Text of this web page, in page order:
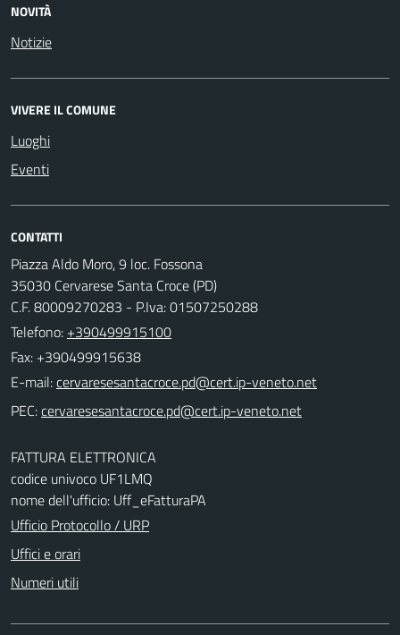
NOVITÀ
Notizie
VIVERE IL COMUNE
Luoghi
Eventi
CONTATTI
Piazza Aldo Moro, 9 loc. Fossona
35030 Cervarese Santa Croce (PD)
C.F. 80009270283 - P.Iva: 01507250288
Telefono: +390499915100
Fax: +390499915638
E-mail:
PEC:
FATTURA ELETTRONICA
codice univoco UF1LMQ
nome dell'ufficio: Uff_eFatturaPA
Ufficio Protocollo / URP
Uffici e orari
Numeri utili